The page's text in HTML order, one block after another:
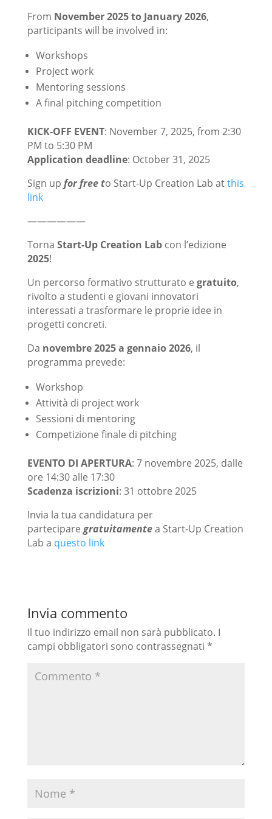
From November 2025 to January 2026,
participants will be involved in:
Workshops
Project work
Mentoring sessions
A final pitching competition
KICK-OFF EVENT: November 7, 2025, from 2:30
PM to 5:30 PM
Application deadline: October 31, 2025
Sign up for free to Start-Up Creation Lab atthis
link
——————
Torna Start-Up Creation Labcon l’edizione
2025!
Un percorso formativo strutturato e gratuito,
rivolto a studenti e giovani innovatori
interessati a trasformare le proprie idee in
progetti concreti.
Da novembre 2025 a gennaio 2026, il
programma prevede:
Workshop
Attività di project work
Sessioni di mentoring
Competizione finale di pitching
EVENTO DI APERTURA: 7 novembre 2025, dalle
ore 14:30 alle 17:30
Scadenza iscrizioni: 31 ottobre 2025
Invia la tua candidatura per
partecipare gratuitamentea Start-Up Creation
Lab a questo link
Invia commento
Il tuo indirizzo email non sarà pubblicato. I
campi obbligatori sono contrassegnati *